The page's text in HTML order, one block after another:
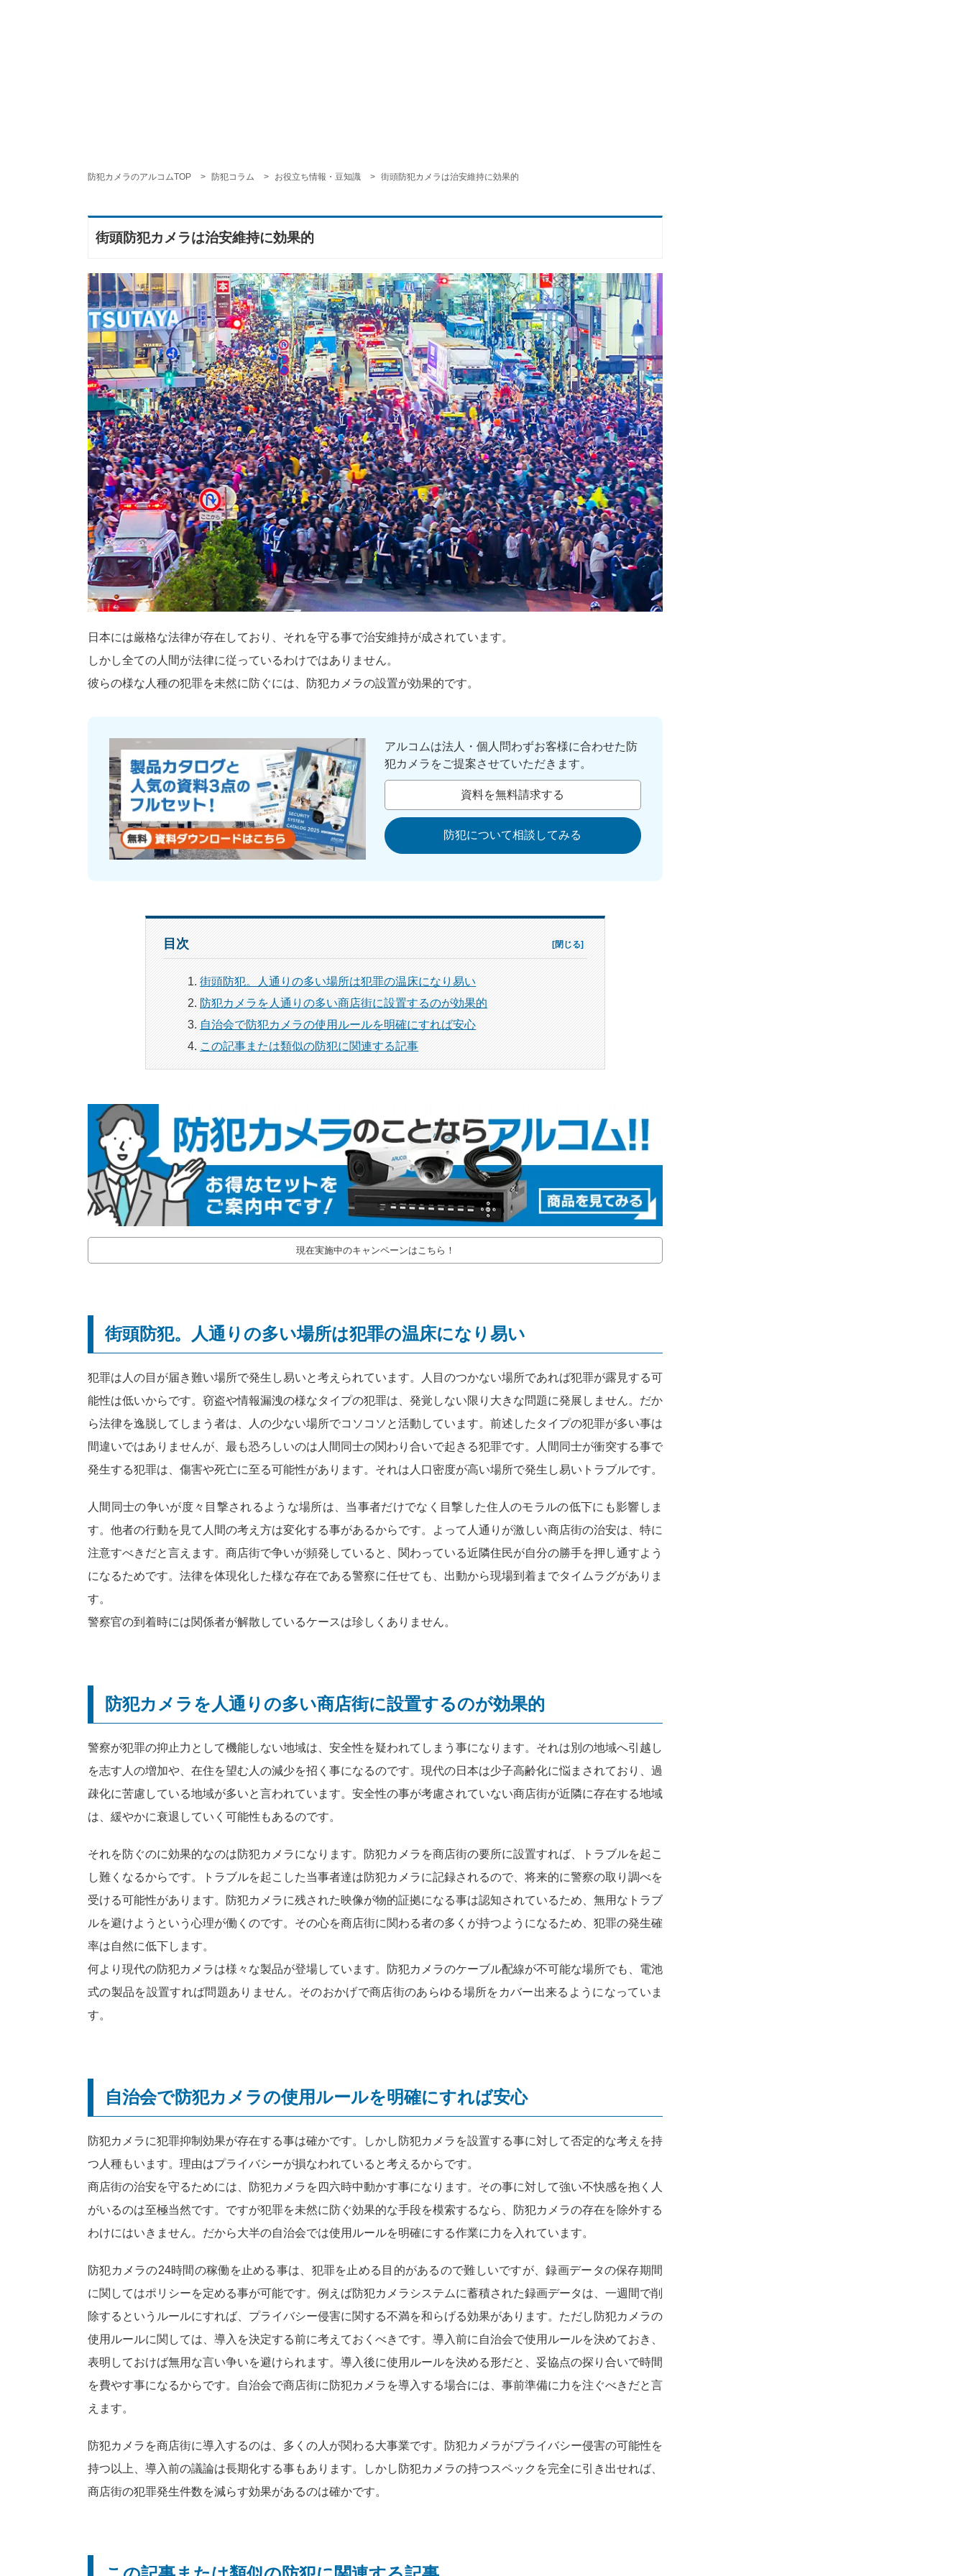
防犯カメラのアルコムTOP 防犯コラム お役立ち情報・豆知識 街頭防犯カメラは治安維持に効果的
街頭防犯カメラは治安維持に効果的
日本には厳格な法律が存在しており、それを守る事で治安維持が成されています。
しかし全ての人間が法律に従っているわけではありません。
彼らの様な人種の犯罪を未然に防ぐには、防犯カメラの設置が効果的です。
アルコムは法人・個人問わずお客様に合わせた防
犯カメラをご提案させていただきます。
資料を無料請求する
防犯について相談してみる
目次
街頭防犯。人通りの多い場所は犯罪の温床になり易い
防犯カメラを人通りの多い商店街に設置するのが効果的
自治会で防犯カメラの使用ルールを明確にすれば安心
この記事または類似の防犯に関連する記事
現在実施中のキャンペーンはこちら！
街頭防犯。人通りの多い場所は犯罪の温床になり易い
犯罪は人の目が届き難い場所で発生し易いと考えられています。人目のつかない場所であれば犯罪が露見する可
能性は低いからです。窃盗や情報漏洩の様なタイプの犯罪は、発覚しない限り大きな問題に発展しません。だか
ら法律を逸脱してしまう者は、人の少ない場所でコソコソと活動しています。前述したタイプの犯罪が多い事は
間違いではありませんが、最も恐ろしいのは人間同士の関わり合いで起きる犯罪です。人間同士が衝突する事で
発生する犯罪は、傷害や死亡に至る可能性があります。それは人口密度が高い場所で発生し易いトラブルです。
人間同士の争いが度々目撃されるような場所は、当事者だけでなく目撃した住人のモラルの低下にも影響しま
す。他者の行動を見て人間の考え方は変化する事があるからです。よって人通りが激しい商店街の治安は、特に
注意すべきだと言えます。商店街で争いが頻発していると、関わっている近隣住民が自分の勝手を押し通すよう
になるためです。法律を体現化した様な存在である警察に任せても、出動から現場到着までタイムラグがありま
す。
警察官の到着時には関係者が解散しているケースは珍しくありません。
防犯カメラを人通りの多い商店街に設置するのが効果的
警察が犯罪の抑止力として機能しない地域は、安全性を疑われてしまう事になります。それは別の地域へ引越し
を志す人の増加や、在住を望む人の減少を招く事になるのです。現代の日本は少子高齢化に悩まされており、過
疎化に苦慮している地域が多いと言われています。安全性の事が考慮されていない商店街が近隣に存在する地域
は、緩やかに衰退していく可能性もあるのです。
それを防ぐのに効果的なのは防犯カメラになります。防犯カメラを商店街の要所に設置すれば、トラブルを起こ
し難くなるからです。トラブルを起こした当事者達は防犯カメラに記録されるので、将来的に警察の取り調べを
受ける可能性があります。防犯カメラに残された映像が物的証拠になる事は認知されているため、無用なトラブ
ルを避けようという心理が働くのです。その心を商店街に関わる者の多くが持つようになるため、犯罪の発生確
率は自然に低下します。
何より現代の防犯カメラは様々な製品が登場しています。防犯カメラのケーブル配線が不可能な場所でも、電池
式の製品を設置すれば問題ありません。そのおかげで商店街のあらゆる場所をカバー出来るようになっていま
す。
自治会で防犯カメラの使用ルールを明確にすれば安心
防犯カメラに犯罪抑制効果が存在する事は確かです。しかし防犯カメラを設置する事に対して否定的な考えを持
つ人種もいます。理由はプライバシーが損なわれていると考えるからです。
商店街の治安を守るためには、防犯カメラを四六時中動かす事になります。その事に対して強い不快感を抱く人
がいるのは至極当然です。ですが犯罪を未然に防ぐ効果的な手段を模索するなら、防犯カメラの存在を除外する
わけにはいきません。だから大半の自治会では使用ルールを明確にする作業に力を入れています。
防犯カメラの24時間の稼働を止める事は、犯罪を止める目的があるので難しいですが、録画データの保存期間
に関してはポリシーを定める事が可能です。例えば防犯カメラシステムに蓄積された録画データは、一週間で削
除するというルールにすれば、プライバシー侵害に関する不満を和らげる効果があります。ただし防犯カメラの
使用ルールに関しては、導入を決定する前に考えておくべきです。導入前に自治会で使用ルールを決めておき、
表明しておけば無用な言い争いを避けられます。導入後に使用ルールを決める形だと、妥協点の探り合いで時間
を費やす事になるからです。自治会で商店街に防犯カメラを導入する場合には、事前準備に力を注ぐべきだと言
えます。
防犯カメラを商店街に導入するのは、多くの人が関わる大事業です。防犯カメラがプライバシー侵害の可能性を
持つ以上、導入前の議論は長期化する事もあります。しかし防犯カメラの持つスペックを完全に引き出せれば、
商店街の犯罪発生件数を減らす効果があるのは確かです。